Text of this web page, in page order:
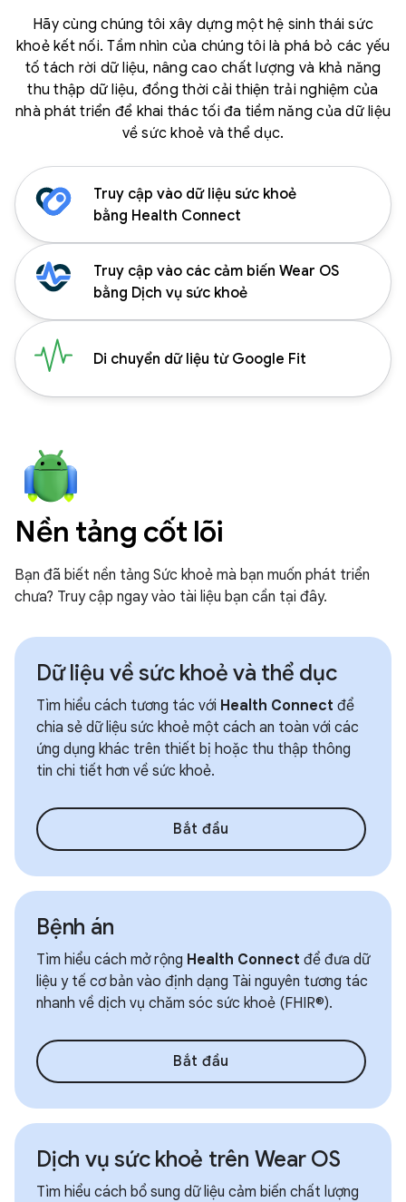
Hãy cùng chúng tôi xây dựng một hệ sinh thái sức
khoẻ kết nối. Tầm nhìn của chúng tôi là phá bỏ các yếu
tố tách rời dữ liệu, nâng cao chất lượng và khả năng
thu thập dữ liệu, đồng thời cải thiện trải nghiệm của
nhà phát triển để khai thác tối đa tiềm năng của dữ liệu
về sức khoẻ và thể dục.
Truy cập vào dữ liệu sức khoẻ
bằng Health Connect
Truy cập vào các cảm biến Wear OS
bằng Dịch vụ sức khoẻ
Di chuyển dữ liệu từ Google Fit
Nền tảng cốt lõi
Bạn đã biết nền tảng Sức khoẻ mà bạn muốn phát triển
chưa? Truy cập ngay vào tài liệu bạn cần tại đây.
Dữ liệu về sức khoẻ và thể dục
Tìm hiểu cách tương tác với Health Connect để
chia sẻ dữ liệu sức khoẻ một cách an toàn với các
ứng dụng khác trên thiết bị hoặc thu thập thông
tin chi tiết hơn về sức khoẻ.
Bắt đầu
Bệnh án
Tìm hiểu cách mở rộng Health Connect để đưa dữ
liệu y tế cơ bản vào định dạng Tài nguyên tương tác
nhanh về dịch vụ chăm sóc sức khoẻ (FHIR®).
Bắt đầu
Dịch vụ sức khoẻ trên Wear OS
Tìm hiểu cách bổ sung dữ liệu cảm biến chất lượng